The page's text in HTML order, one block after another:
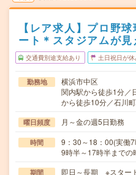
【レア求人】プロ野
ート＊スタジアムが
交通費別途支給あり 土日祝日が休
勤務地
横浜市中区
関内駅から徒歩1分／
から徒歩10分／石川
曜日頻度 月～金の週5日勤務
時間
9：30～18：00(実働
9時半～17時半まで
期間 即日～長期 ※スター